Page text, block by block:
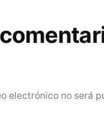
electrónico no será